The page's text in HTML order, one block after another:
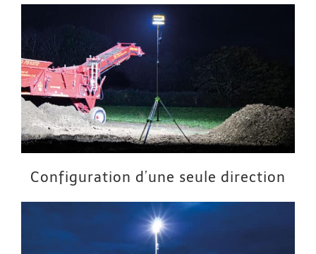
Configuration d’une seule direction